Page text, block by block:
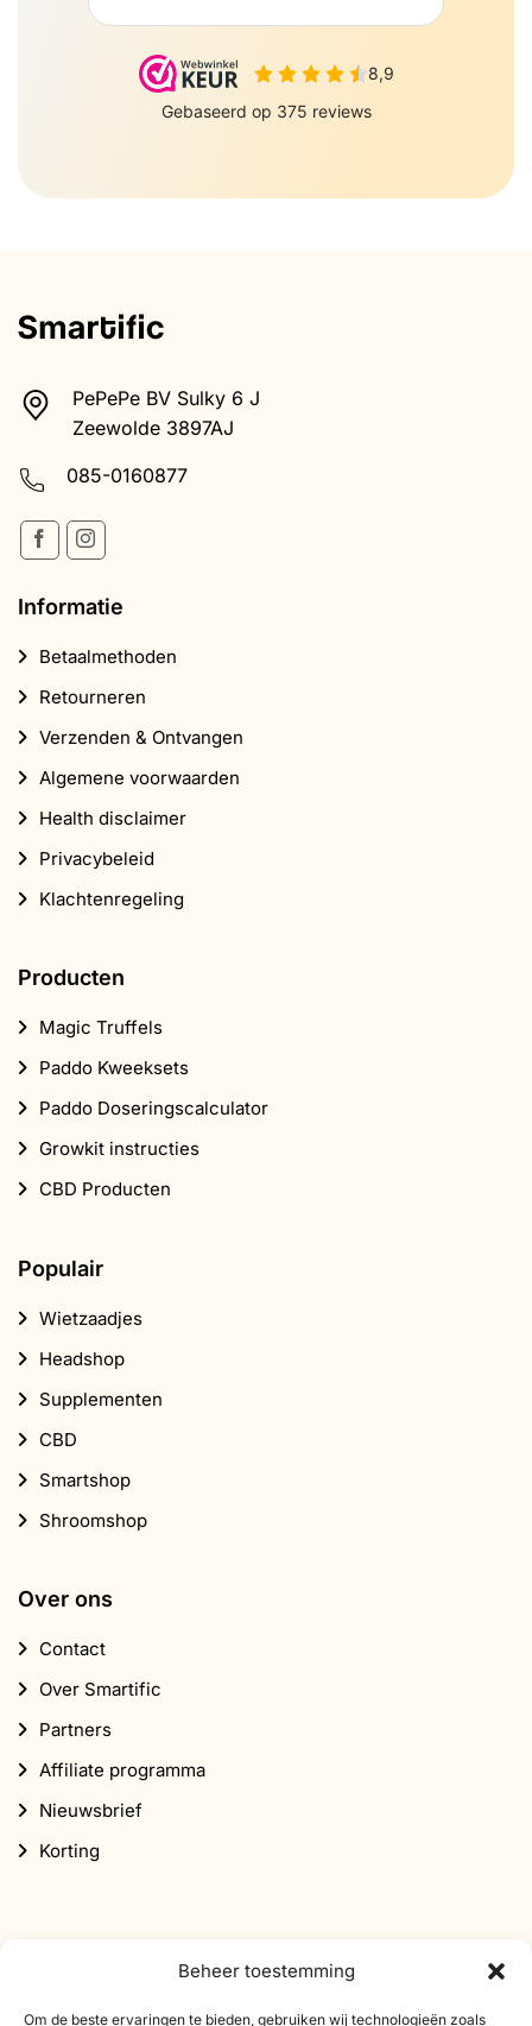
Beheer toestemming
Om de beste ervaringen te bieden, gebruiken wij technologieën zoals
PePePe BV Sulky 6 J
Zeewolde 3897AJ
085-0160877
Informatie
Betaalmethoden
Retourneren
Verzenden & Ontvangen
Algemene voorwaarden
Health disclaimer
Privacybeleid
Klachtenregeling
Producten
Magic Truffels
Paddo Kweeksets
Paddo Doseringscalculator
Growkit instructies
CBD Producten
Populair
Wietzaadjes
Headshop
Supplementen
CBD
Smartshop
Shroomshop
Over ons
Contact
Over Smartific
Partners
Affiliate programma
Nieuwsbrief
Korting